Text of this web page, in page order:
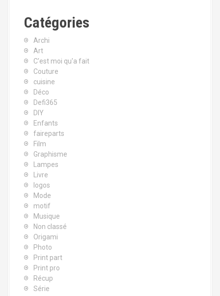
Catégories
Archi
Art
C'est moi qu'a fait
Couture
cuisine
Déco
Defi365
DIY
Enfants
faireparts
Film
Graphisme
Lampes
Livre
logos
Mode
motif
Musique
Non classé
Origami
Photo
Print part
Print pro
Récup
Série